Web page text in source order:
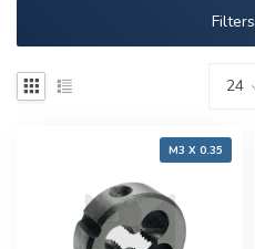
Filters
M3 X 0.35